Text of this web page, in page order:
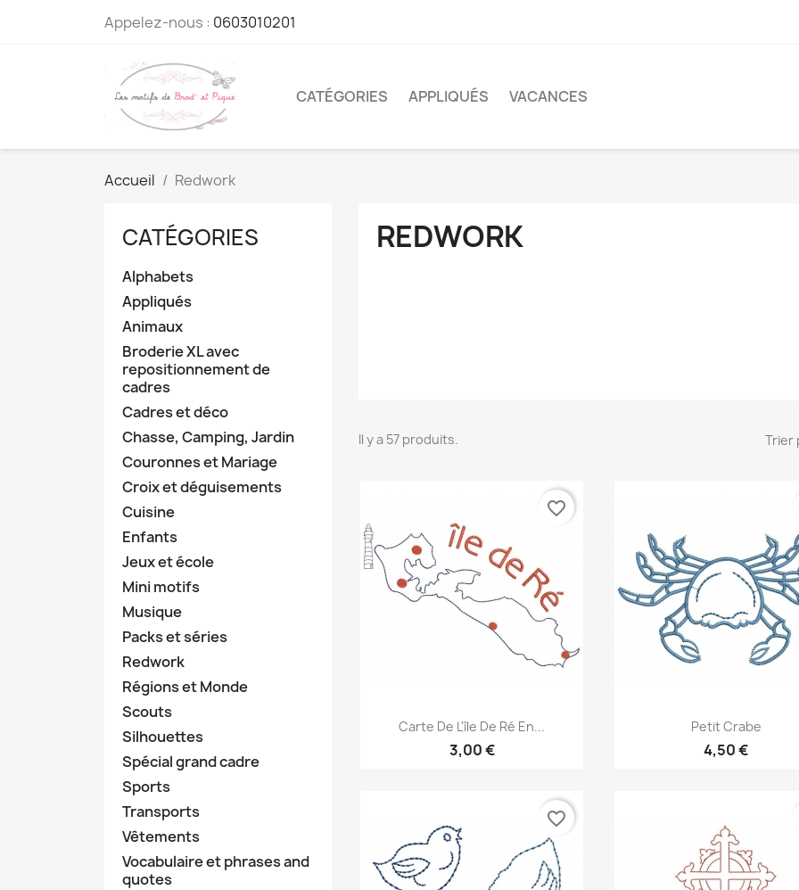
Appelez-nous : 0603010201
CATÉGORIES APPLIQUÉS VACANCES
Accueil Redwork
CATÉGORIES
Alphabets
Appliqués
Animaux
Broderie XL avec
repositionnement de
cadres
Cadres et déco
Chasse, Camping, Jardin
Couronnes et Mariage
Croix et déguisements
Cuisine
Enfants
Jeux et école
Mini motifs
Musique
Packs et séries
Redwork
Régions et Monde
Scouts
Silhouettes
Spécial grand cadre
Sports
Transports
Vêtements
Vocabulaire et phrases and
quotes
REDWORK
Il y a 57 produits. Trier
Aperçu rapide
Carte De L'île De Ré En...
3,00 €
favorite_border
Aperçu rapide
Petit Crabe
4,50 €
favorite_border